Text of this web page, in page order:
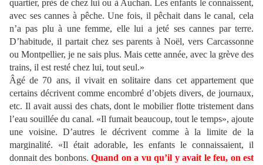
quartier, près de chez lui ou à Auchan. Les enfants le connaissent,
avec ses cannes à pêche. Une fois, il pêchait dans le canal, cela
n’a pas plu à une femme, elle lui a jeté ses cannes par terre.
D’habitude, il partait chez ses parents à Noël, vers Carcassonne
ou Montpellier, je ne sais plus. Mais cette année, avec la grève des
trains, il est resté chez lui, tout seul.»
Âgé de 70 ans, il vivait en solitaire dans cet appartement que
certains décrivent comme encombré d’objets divers, de journaux,
etc. Il avait aussi des chats, dont le mobilier flotte tristement dans
l’eau souillée du canal. «Il fumait beaucoup, tout le temps», ajoute
une voisine. D’autres le décrivent comme à la limite de la
marginalité. «Il était adorable, les enfants le connaissaient, il
donnait des bonbons.Quand on a vu qu’il y avait le feu, on est